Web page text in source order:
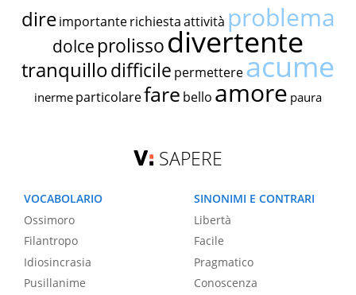
dire importante richiestaattività problema
dolce prolissodivertente
tranquillodifficile permettereacume
inerme particolarefare bello amore paura
SAPERE
VOCABOLARIO
Ossimoro
Filantropo
Idiosincrasia
Pusillanime
SINONIMI E CONTRARI
Libertà
Facile
Pragmatico
Conoscenza